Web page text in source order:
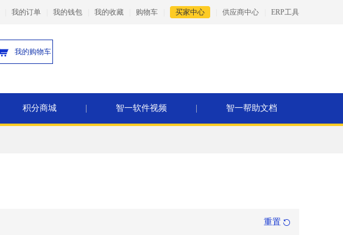
我的订单 我的钱包 我的收藏 购物车 买家中心 供应商中心 ERP工具
我的购物车
积分商城 智一软件视频 智一帮助文档
重置